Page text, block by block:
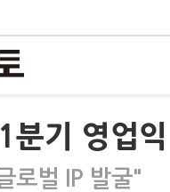
분기 영업
로벌 IP 발굴"